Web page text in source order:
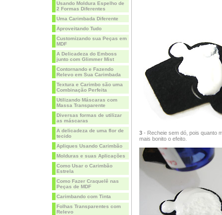
Usando Moldura Espelho de
2 Formas Diferentes
Uma Carimbada Diferente
Aproveitando Tudo
Customizando sua Peças em
MDF
A Delicadeza do Emboss
junto com Glimmer Mist
Contornando e Fazendo
Relevo em Sua Carimbada
Textura e Carimbo são uma
Combinação Perfeita
Utilizando Máscaras com
Massa Transparente
Diversas formas de utilizar
as máscaras
A delicadeza de uma flor de
tecido
Apliques Usando Carimbão
Molduras e suas Aplicações
Como Usar o Carimbão
Estrela
Como Fazer Craquelê nas
Peças de MDF
Carimbando com Tinta
Folhas Transparentes com
Relevo
3- Recheie sem dó, pois quanto
mais bonito o efeito.